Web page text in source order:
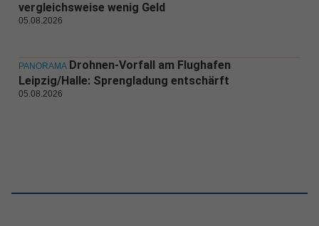
vergleichsweise wenig Geld
05.08.2026
PANORAMA Drohnen-Vorfall am Flughafen
Leipzig/Halle: Sprengladung entschärft
05.08.2026